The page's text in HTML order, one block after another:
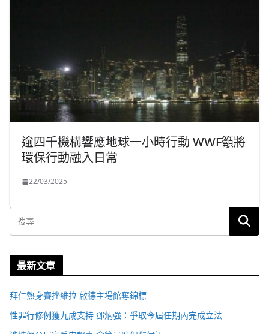
逾四千機構響應地球一小時行動 WWF籲將
環保行動融入日常
22/03/2025
最新文章
拜仁熱身賽挫維拉 啟德主場館奪錦標
性罪行修例獲九成支持 鄧炳強：爭取今屆任期內完成立法